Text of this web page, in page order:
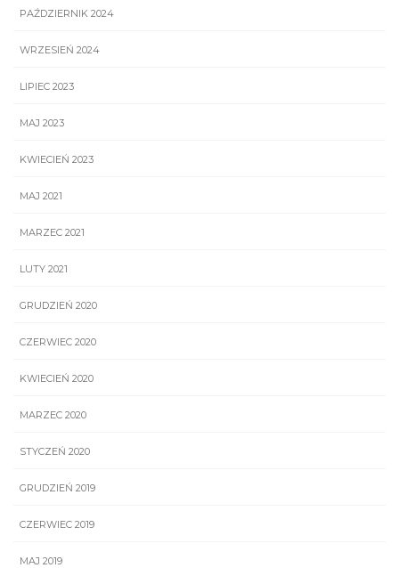
PAŹDZIERNIK 2024
WRZESIEŃ 2024
LIPIEC 2023
MAJ 2023
KWIECIEŃ 2023
MAJ 2021
MARZEC 2021
LUTY 2021
GRUDZIEŃ 2020
CZERWIEC 2020
KWIECIEŃ 2020
MARZEC 2020
STYCZEŃ 2020
GRUDZIEŃ 2019
CZERWIEC 2019
MAJ 2019